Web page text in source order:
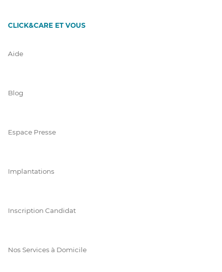
CLICK&CARE ET VOUS
Aide
Blog
Espace Presse
Implantations
Inscription Candidat
Nos Services à Domicile